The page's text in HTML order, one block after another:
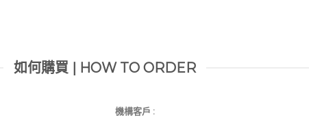
如何購買 | HOW TO ORDER
機構客戶 :​